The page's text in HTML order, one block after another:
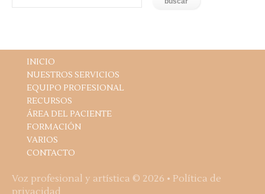
INICIO
NUESTROS SERVICIOS
EQUIPO PROFESIONAL
RECURSOS
ÁREA DEL PACIENTE
FORMACIÓN
VARIOS
CONTACTO
Voz profesional y artística © 2026 • Política de
privacidad